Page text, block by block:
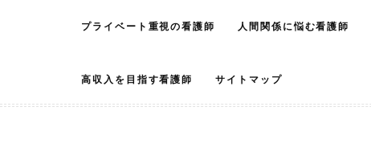
プライベート重視の看護師 人間関係に悩む看護師
高収入を目指す看護師 サイトマップ